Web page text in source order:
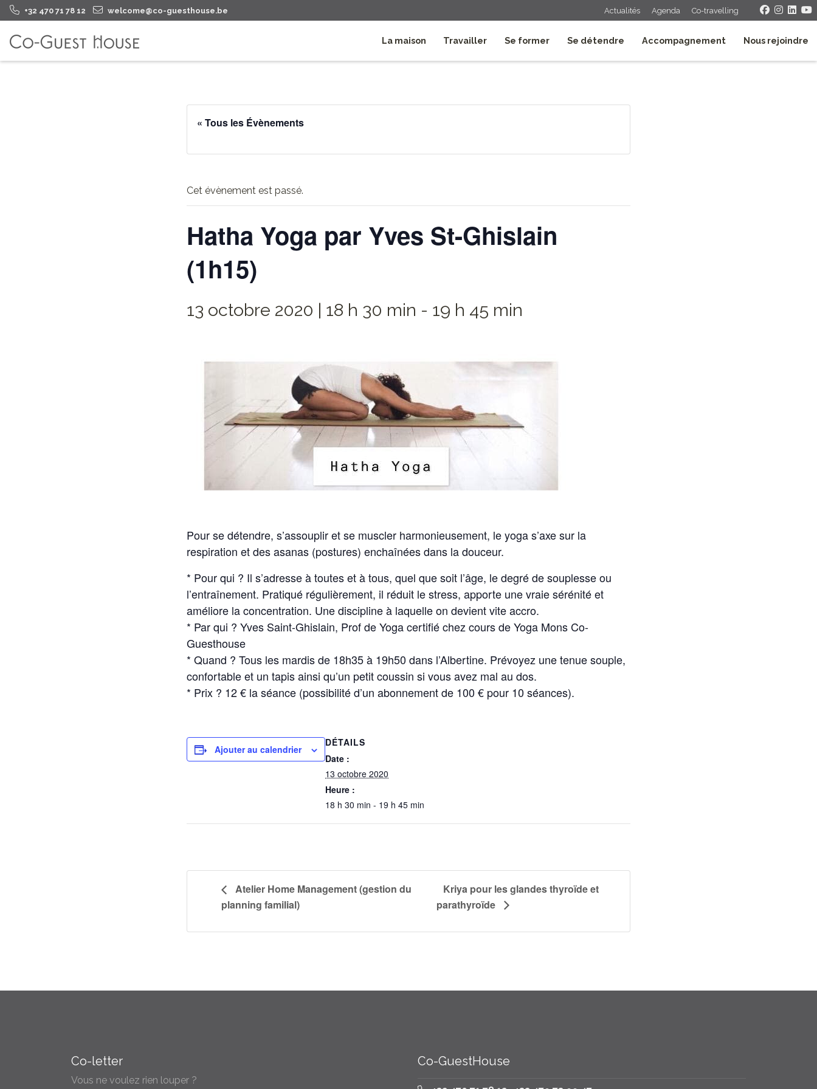
+32 470 71 78 12 welcome@co-guesthouse.be Actualités Agenda Co-travelling
La maison Travailler Se former Se détendre Accompagnement Nous rejoindre
« Tous les Évènements
Cet évènement est passé.
Hatha Yoga par Yves St-Ghislain
(1h15)
13 octobre 2020 | 18 h 30 min - 19 h 45 min
Pour se détendre, s’assouplir et se muscler harmonieusement, le yoga s’axe sur la
respiration et des asanas (postures) enchaînées dans la douceur.
* Pour qui ? Il s’adresse à toutes et à tous, quel que soit l’âge, le degré de souplesse ou
l’entraînement. Pratiqué régulièrement, il réduit le stress, apporte une vraie sérénité et
améliore la concentration. Une discipline à laquelle on devient vite accro.
* Par qui ? Yves Saint-Ghislain, Prof de Yoga certifié chez cours de Yoga Mons Co-
Guesthouse
* Quand ? Tous les mardis de 18h35 à 19h50 dans l’Albertine. Prévoyez une tenue souple,
confortable et un tapis ainsi qu’un petit coussin si vous avez mal au dos.
* Prix ? 12 € la séance (possibilité d’un abonnement de 100 € pour 10 séances).
Ajouter au calendrier
DÉTAILS
Date :
13 octobre 2020
Heure :
18 h 30 min - 19 h 45 min
Atelier Home Management (gestion du
planning familial)
Kriya pour les glandes thyroïde et
parathyroïde
Co-letter
Vous ne voulez rien louper ?
Co-GuestHouse